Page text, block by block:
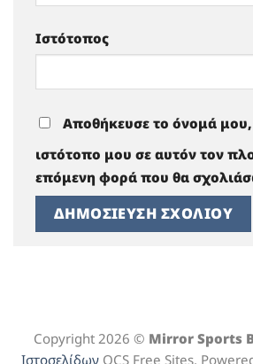
Ιστότοπος
Αποθήκευσε το όνομά
ιστότοπο μου σε αυτόν τον
επόμενη φορά που θα
Copyright 2026 © Mirror Sports
ΙστοσελίδωνOCS Free Sites.